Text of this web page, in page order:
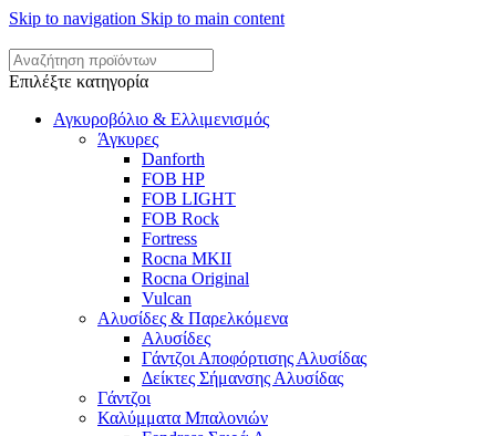
Skip to navigation Skip to main content
Επιλέξτε κατηγορία
Αγκυροβόλιο & Ελλιμενισμός
Άγκυρες
Danforth
FOB HP
FOB LIGHT
FOB Rock
Fortress
Rocna MKII
Rocna Original
Vulcan
Αλυσίδες & Παρελκόμενα
Αλυσίδες
Γάντζοι Αποφόρτισης Αλυσίδας
Δείκτες Σήμανσης Αλυσίδας
Γάντζοι
Καλύμματα Μπαλονιών